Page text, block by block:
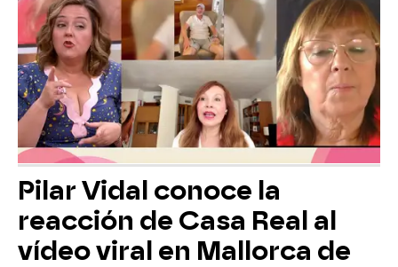
Pilar Vidal conoce la
reacción de Casa Real al
vídeo viral en Mallorca de